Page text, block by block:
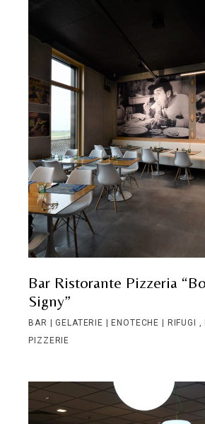
Bar Ristorante Pizzeria
Signy”
BAR | GELATERIE | ENOTECHE | RIFUGI
PIZZERIE